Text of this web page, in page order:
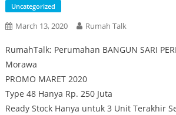
Uncategorized
March 13, 2020 Rumah Talk
RumahTalk: Perumahan BANGUN SARI
Morawa
PROMO MARET 2020
Type 48 Hanya Rp. 250 Juta
Ready Stock Hanya untuk 3 Unit Terakhir